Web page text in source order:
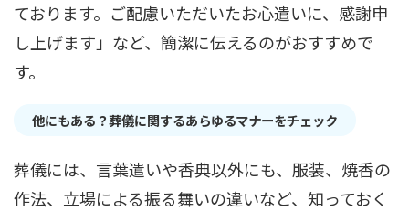
ております。ご配慮いただいたお心遣いに、感謝申
し上げます」など、簡潔に伝えるのがおすすめで
す。
他にもある？葬儀に関するあらゆるマナーをチェック
葬儀には、言葉遣いや香典以外にも、服装、焼香の
作法、立場による振る舞いの違いなど、知っておく